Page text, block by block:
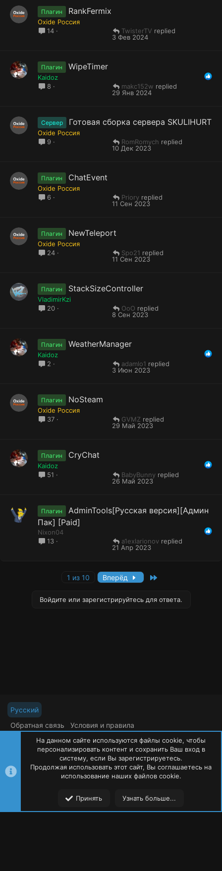
Плагин RankFermix
Oxide Россия
14
3 Фев 2024
TwisterTV
Плагин WipeTimer
Kaidoz
8
29 Янв 2024
makc152w
Сервер Готовая сборка сервера SKULIHURT
Oxide Россия
9
10 Дек 2023
RomRomych
Плагин ChatEvent
Oxide Россия
6
11 Сен 2023
Priory
Плагин NewTeleport
Oxide Россия
24
11 Сен 2023
Spo21
Плагин StackSizeController
VladimirKzi
20
8 Сен 2023
OoO
Плагин WeatherManager
Kaidoz
2
3 Июн 2023
adamlo1
Плагин NoSteam
Oxide Россия
37
29 Май 2023
GVMZ
Плагин CryChat
Kaidoz
51
26 Май 2023
BabyBunny
Плагин
AdminTools[Русская версия][Админ
Пак] [Paid]
Nixon04
13
21 Апр 2023
a1exlarionov
1 из 10 Вперёд
Войдите или зарегистрируйтесь для ответа.
Русский
Обратная связь
Условия и правила
Политика конфиденциальности
Помощь
R
S
S
©Oxide Россия2015-2026
На данном сайте используются файлы cookie, чтобы
персонализировать контент и сохранить Ваш вход в
систему, если Вы зарегистрируетесь.
Продолжая использовать этот сайт, Вы соглашаетесь на
использование наших файлов cookie.
Принять Узнать больше...